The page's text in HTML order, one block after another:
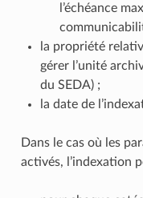
l’échéance
la propriété
gérer l’unité
du SEDA) ;
la date de
Dans le cas où les
activés, l’indexation